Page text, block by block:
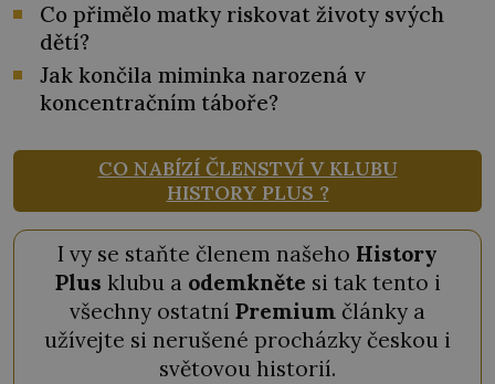
Co přimělo matky riskovat životy svých
dětí?
Jak končila miminka narozená v
koncentračním táboře?
CO NABÍZÍ ČLENSTVÍ V KLUBU
HISTORY PLUS ?
I vy se staňte členem našeho History
Plus klubu a odemkněte si tak tento i
všechny ostatní Premium články a
užívejte si nerušené procházky českou i
světovou historií.